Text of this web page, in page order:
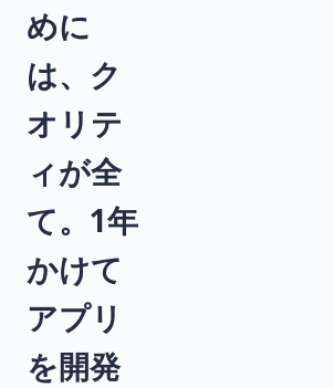
めに
は、ク
オリテ
ィが全
て。1年
かけて
アプリ
を開発